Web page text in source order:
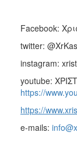
Facebook:
twitter:
instagram:
youtube:
https://
https://
e-mails: